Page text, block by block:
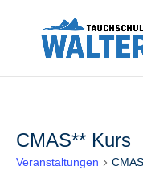
CMAS** Kurs
Veranstaltungen